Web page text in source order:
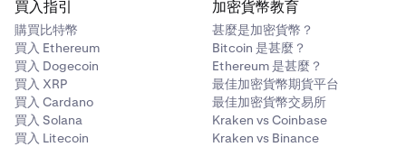
買入指引
購買比特幣
買入 Ethereum
買入 Dogecoin
買入 XRP
買入 Cardano
買入 Solana
買入 Litecoin
加密貨幣教育
甚麼是加密貨幣？
Bitcoin 是甚麼？
Ethereum 是甚麼？
最佳加密貨幣期貨平台
最佳加密貨幣交易所
Kraken vs Coinbase
Kraken vs Binance